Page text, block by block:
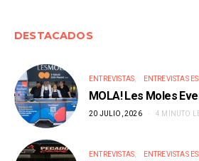
DESTACADOS
ENTREVISTAS ENTREVISTAS
MOLA! Les Moles
20 JULIO, 2026 4 MINUTO
ENTREVISTAS ENTREVISTAS